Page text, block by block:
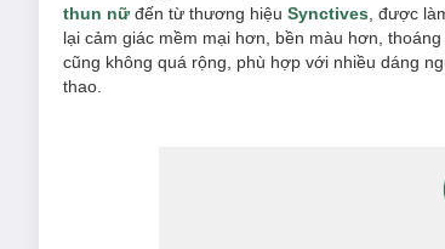
thun nữđến từ thương hiệu Synctives , được
lại cảm giác mềm mại hơn, bền màu hơn,
cũng không quá rộng, phù hợp với nhiều dáng
thao.